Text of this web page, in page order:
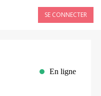
SE CONNECTER
En ligne